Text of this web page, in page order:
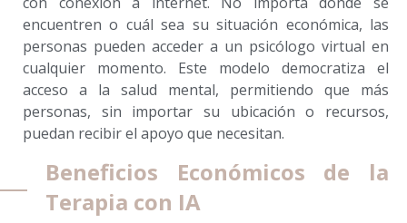
encuentren o cuál sea su situación económica, las
personas pueden acceder a un psicólogo virtual en
cualquier momento. Este modelo democratiza el
acceso a la salud mental, permitiendo que más
personas, sin importar su ubicación o recursos,
puedan recibir el apoyo que necesitan.
Beneficios Económicos de la
Terapia con IA